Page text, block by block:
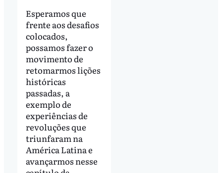
Esperamos que
frente aos desafios
colocados,
possamos fazer o
movimento de
retomarmos lições
históricas
passadas, a
exemplo de
experiências de
revoluções que
triunfaram na
América Latina e
avançarmos nesse